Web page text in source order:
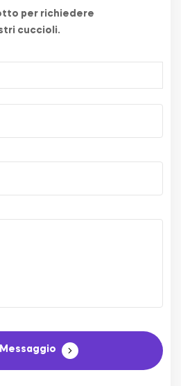
per richiedere
cuccioli.
Messaggio